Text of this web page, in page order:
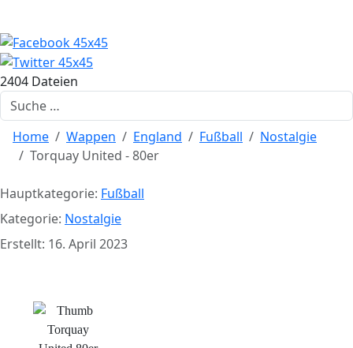
2404 Dateien
Suchen
Home Wappen England Fußball
Nostalgie
Torquay United - 80er
Hauptkategorie: Fußball
Kategorie: Nostalgie
Erstellt: 16. April 2023